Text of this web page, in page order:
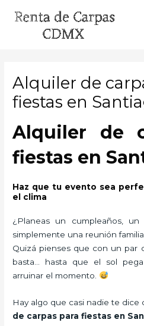
Alquiler de
fiestas en
Alquiler de
fiestas en
Haz que tu evento sea
el clima
¿Planeas un cumpleaños,
simplemente una reunión
Quizá pienses que con un par
basta… hasta que el sol
arruinar el momento.
Hay algo que casi nadie te dice
de carpas para fiestas en